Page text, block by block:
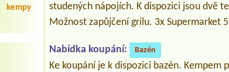
kempy
studených nápojích. K dispozici jsou dvě
Možnost zapůjčení grilu. 3x Supermarket
Nabídka koupání: Bazén
Ke koupání je k dispozici bazén.